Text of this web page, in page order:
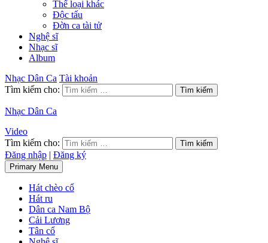
Thể loại khác
Độc tấu
Đờn ca tài tử
Nghệ sĩ
Nhạc sĩ
Album
Nhạc Dân Ca Tài khoản
Tìm kiếm cho:
Nhạc Dân Ca
Video
Tìm kiếm cho:
Đăng nhập | Đăng ký
Primary Menu
Hát chèo cổ
Hát ru
Dân ca Nam Bộ
Cải Lương
Tân cổ